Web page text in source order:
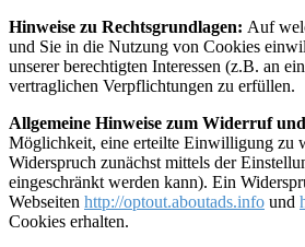
Hinweise zu Rechtsgrundlagen: Auf
und Sie in die Nutzung von Cookies
unserer berechtigten Interessen (z.B. an
vertraglichen Verpflichtungen zu erfüllen.
Allgemeine Hinweise zum Widerruf
Möglichkeit, eine erteilte Einwilligung zu
Widerspruch zunächst mittels der
eingeschränkt werden kann). Ein
Webseiten http://optout.aboutads.info und
Cookies erhalten.